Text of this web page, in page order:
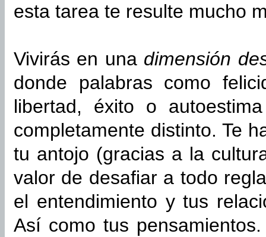
esta tarea te resulte mucho
Vivirás en una dimensión
donde palabras como
libertad, éxito o
completamente distinto. Te
tu antojo (gracias a la
valor de desafiar a todo
el entendimiento y tus
Así como tus